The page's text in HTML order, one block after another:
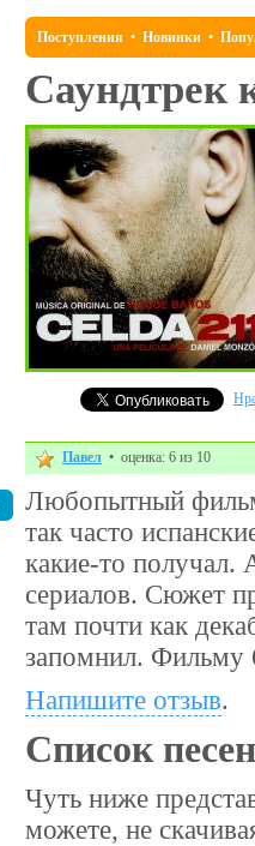
Поступления • Новинки •
Саундтрек
Павел • оценка: 6 из 10
Любопытный
так часто
какие-то
сериалов. Сюжет
там почти как
запомнил. Фильму
Напишите отзыв.
Список песен
Чуть ниже
можете, не